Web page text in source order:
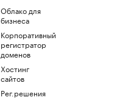
Облако для
бизнеса
Корпоративный
регистратор
доменов
Хостинг
сайтов
Рег.решения